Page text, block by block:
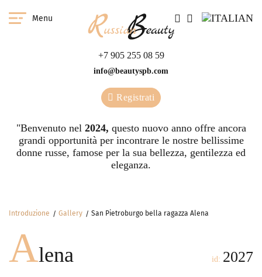
Menu
+7 905 255 08 59
info@beautyspb.com
Registrati
"Benvenuto nel 2024, questo nuovo anno offre ancora
grandi opportunità per incontrare le nostre bellissime
donne russe, famose per la sua bellezza, gentilezza ed
eleganza.
Introduzione Gallery San Pietroburgo bella ragazza Alena
Alena id: 2027